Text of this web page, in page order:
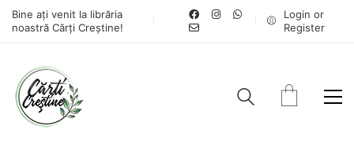
Bine ați venit la librăria
noastră Cărți Creștine!
Login or
Register